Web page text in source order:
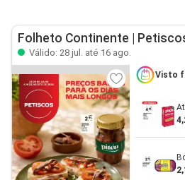
Folheto Continente |
Válido: 28 jul. até 16 ago.
Visto